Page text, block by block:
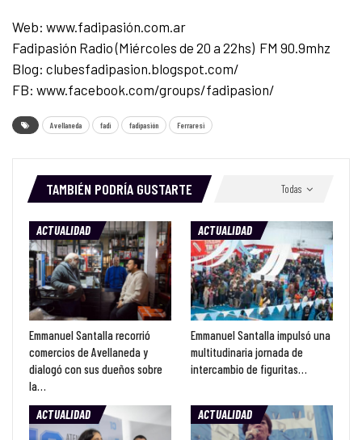
Web: www.fadipasión.com.ar
Fadipasión Radio (Miércoles de 20 a 22hs) FM 90.9mhz
Blog: clubesfadipasion.blogspot.com/
FB: www.facebook.com/groups/fadipasion/
Avellaneda fadi fadipasión Ferraresi
Todas
TAMBIÉN PODRÍA GUSTARTE
ACTUALIDAD
Emmanuel Santalla recorrió
comercios de Avellaneda y
dialogó con sus dueños sobre
la…
ACTUALIDAD
Emmanuel Santalla impulsó una
multitudinaria jornada de
intercambio de figuritas…
ACTUALIDAD ACTUALIDAD